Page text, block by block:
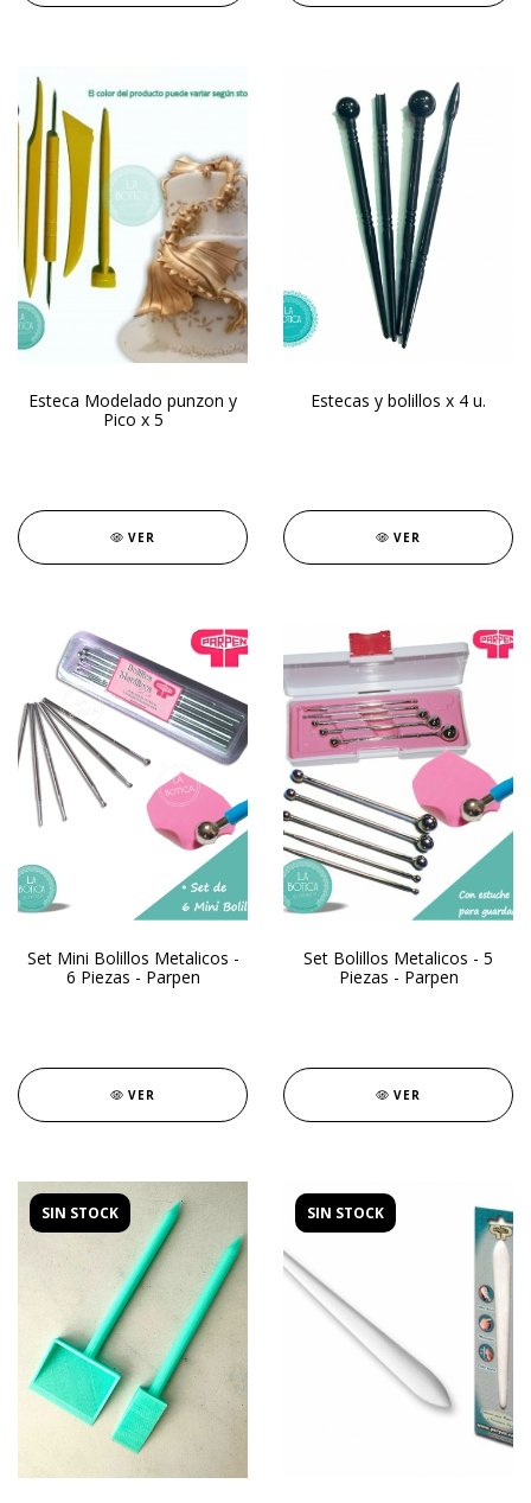
Esteca Modelado punzon y
Pico x 5
VER
Estecas y bolillos x 4 u.
VER
Set Mini Bolillos Metalicos -
6 Piezas - Parpen
VER
Set Bolillos Metalicos - 5
Piezas - Parpen
VER
SIN STOCK SIN STOCK